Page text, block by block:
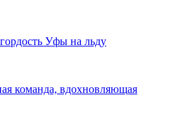
Уфы на льду
команда, вдохновляющая